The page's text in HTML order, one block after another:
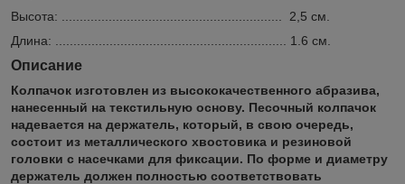
Высота: ............................................................. 2,5 см.
Длина: ................................................................ 1.6 см.
Описание
Колпачок изготовлен из высококачественного абразива,
нанесенный на текстильную основу. Песочный колпачок
надевается на держатель, который, в свою очередь,
состоит из металлического хвостовика и резиновой
головки с насечками для фиксации. По форме и диаметру
держатель должен полностью соответствовать